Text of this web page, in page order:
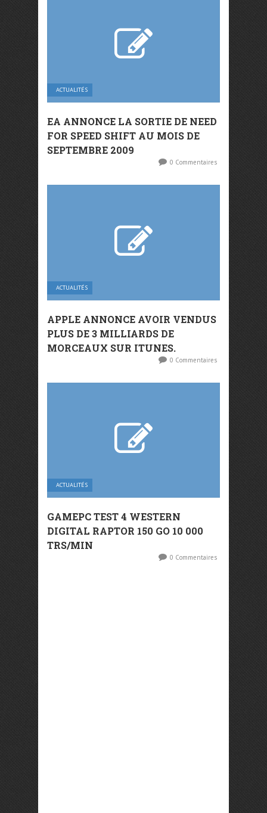
ACTUALITÉS
EA ANNONCE LA SORTIE DE NEED
FOR SPEED SHIFT AU MOIS DE
SEPTEMBRE 2009
0 Commentaires
ACTUALITÉS
APPLE ANNONCE AVOIR VENDUS
PLUS DE 3 MILLIARDS DE
MORCEAUX SUR ITUNES.
0 Commentaires
ACTUALITÉS
GAMEPC TEST 4 WESTERN
DIGITAL RAPTOR 150 GO 10 000
TRS/MIN
0 Commentaires